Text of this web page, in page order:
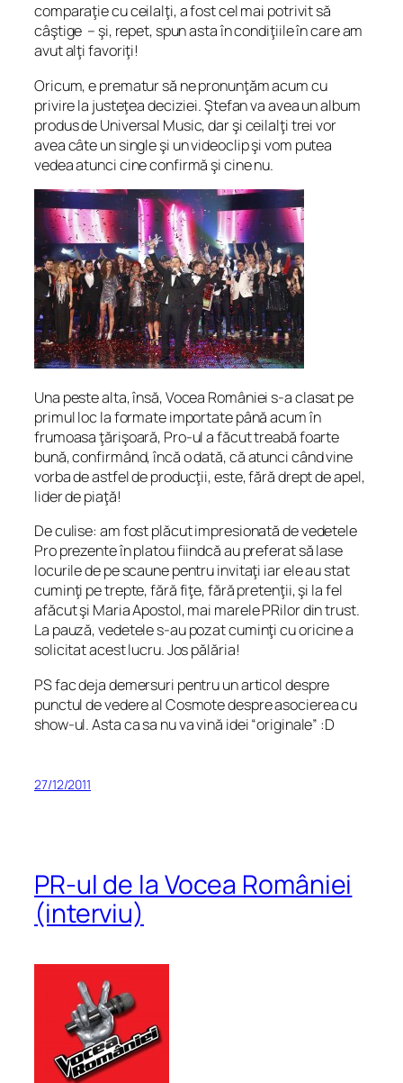
comparaţie cu ceilalţi, a fost cel mai potrivit să
câştige – şi, repet, spun asta în condiţiile în care am
avut alţi favoriţi!
Oricum, e prematur să ne pronunţăm acum cu
privire la justeţea deciziei. Ştefan va avea un album
produs de Universal Music, dar şi ceilalţi trei vor
avea câte un single şi un videoclip şi vom putea
vedea atunci cine confirmă şi cine nu.
Una peste alta, însă, Vocea României s-a clasat pe
primul loc la formate importate până acum în
frumoasa ţărişoară, Pro-ul a făcut treabă foarte
bună, confirmând, încă o dată, că atunci când vine
vorba de astfel de producţii, este, fără drept de apel,
lider de piaţă!
De culise: am fost plăcut impresionată de vedetele
Pro prezente în platou fiindcă au preferat să lase
locurile de pe scaune pentru invitaţi iar ele au stat
cuminţi pe trepte, fără fiţe, fără pretenţii, şi la fel
afăcut şi Maria Apostol, mai marele PRilor din trust.
La pauză, vedetele s-au pozat cuminţi cu oricine a
solicitat acest lucru. Jos pălăria!
PS fac deja demersuri pentru un articol despre
punctul de vedere al Cosmote despre asocierea cu
show-ul. Asta ca sa nu va vină idei “originale” :D
27/12/2011
PR-ul de la Vocea României
(interviu)